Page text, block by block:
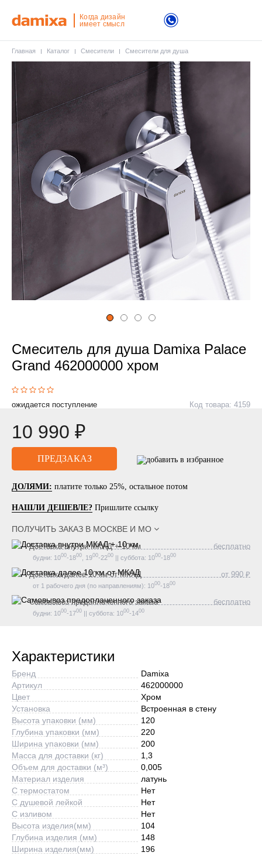
Когда дизайн
имеет смысл
Главная Каталог Смесители Смесители для душа
Смеситель для душа Damixa Palace
Grand 462000000 хром
Код товара: 4159
ожидается поступление
10 990 ₽
ДОЛЯМИ: платите только 25%, остальное потом
НАШЛИ ДЕШЕВЛЕ? Пришлите ссылку
ПОЛУЧИТЬ ЗАКАЗ В МОСКВЕ И МО
Доставка внутри МКАД + 10 км
будни: 1000-1800 , 1900-2200 || суббота: 1000-1800
бесплатно
Доставка далее 10 км от МКАД
от 1 рабочего дня (по направлениям): 1000-1800
от 990 ₽
Самовывоз предоплаченного заказа
будни: 1000-1700 || суббота: 1000-1400
бесплатно
Характеристики
Бренд
Damixa
Артикул
462000000
Цвет
Хром
Установка
Встроенная в стену
Высота упаковки (мм)
120
Глубина упаковки (мм)
220
Ширина упаковки (мм)
200
Масса для доставки (кг)
1,3
Объем для доставки (м³)
0,005
Материал изделия
латунь
С термостатом
Нет
С душевой лейкой
Нет
С изливом
Нет
Высота изделия(мм)
104
Глубина изделия (мм)
148
Ширина изделия(мм)
196